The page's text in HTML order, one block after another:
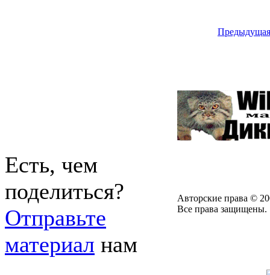
Предыдущая
Есть, чем
поделиться?
Отправьте
материал нам
Авторские права ©
Все права защищены.